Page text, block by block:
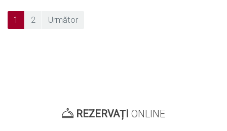
Paginație
1 2 Următor
REZERVAȚI ONLINE